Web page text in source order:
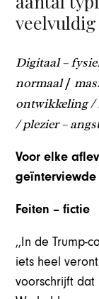
Digitaal –
normaal/
ontwikkeling /
/ plezier –
Voor elke
Feiten – fictie
,,In de Trump-
iets heel
voorschrijft dat